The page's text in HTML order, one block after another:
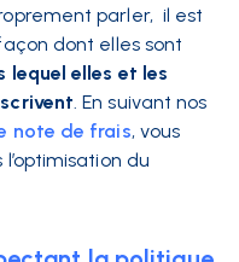
parler, il est
dont elles sont
lequel elles et les
. En suivant nos
note de frais, vous
du